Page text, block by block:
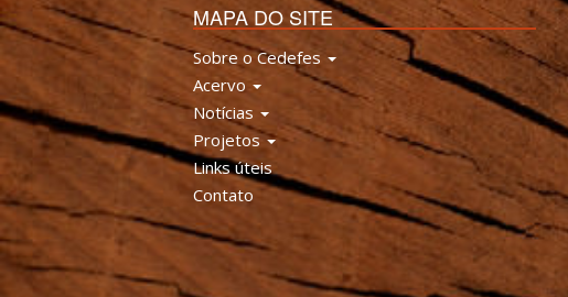
MAPA DO SITE
Sobre o Cedefes
Acervo
Notícias
Projetos
Links úteis
Contato